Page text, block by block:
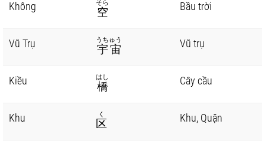
Không 空
そら Bầu trời
Vũ Trụ 宇宙
うちゅう Vũ trụ
Kiều 橋
はし Cây cầu
Khu 区
く Khu, Quận